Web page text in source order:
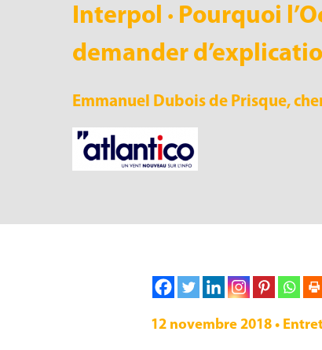
Interpol · Pourquoi
demander
Emmanuel Dubois de Prisque,
12 novembre 2018 •